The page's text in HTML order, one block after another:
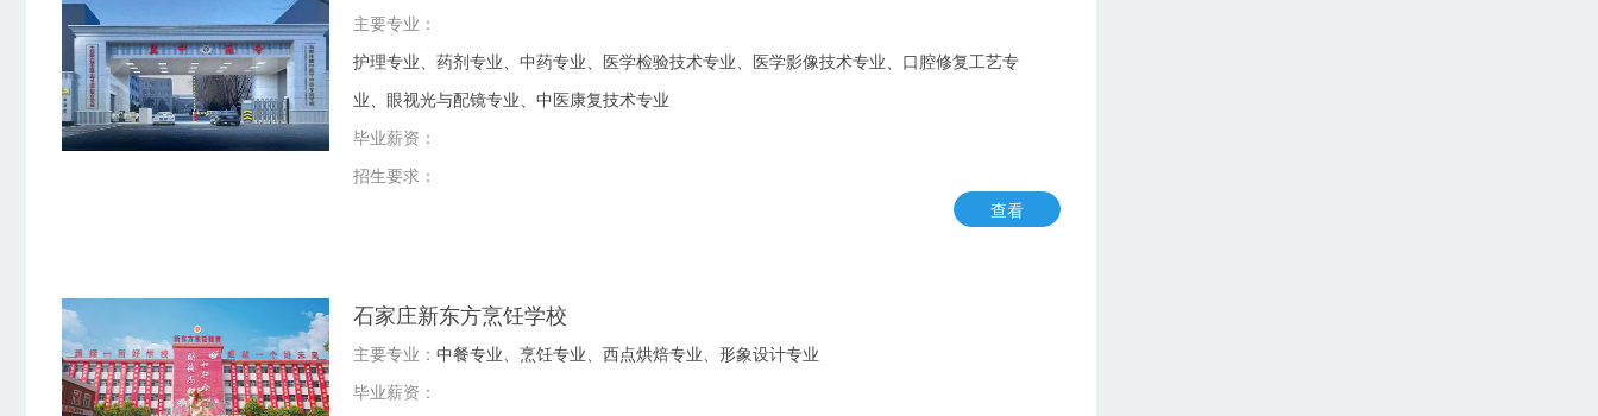
主要专业：
护理专业、药剂专业、中药专业、医学检验技术专业、医学影像技术专业、口腔修复工艺专
业、眼视光与配镜专业、中医康复技术专业
毕业薪资：
招生要求：
查看
石家庄新东方烹饪学校
主要专业： 中餐专业、烹饪专业、西点烘焙专业、形象设计专业
毕业薪资：